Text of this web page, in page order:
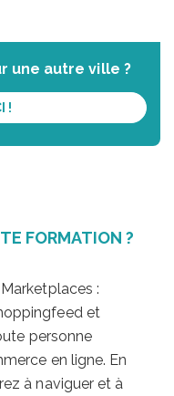
une autre ville ?
!
FORMATION ?
:
et
personne
en ligne. En
à naviguer et à